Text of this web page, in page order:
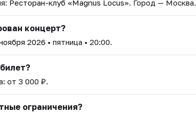
Ресторан-клуб «Magnus Locus». Город — Москва.
концерт?
2026 • пятница • 20:00.
от 3 000 ₽.
ограничения?